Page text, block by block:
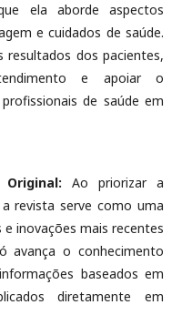
ela aborde aspectos
e cuidados de saúde.
dos pacientes,
e apoiar o
de saúde em
Ao priorizar a
revista serve como uma
inovações mais recentes
avança o conhecimento
baseados em
diretamente em